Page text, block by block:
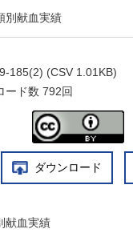
別献血実績
185(2) (CSV 1.01KB)
ード数 792回
ダウンロード
献血実績